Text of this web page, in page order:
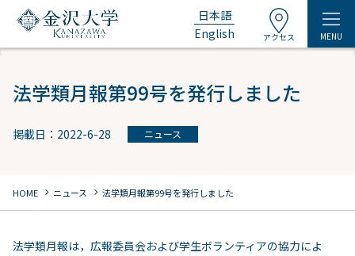
日本語
English
アクセス MENU
法学類月報第99号を発行しました
掲載日：2022-6-28 ニュース
HOME chevron_right ニュース chevron_right 法学類月報第99号を発行しました
法学類月報は，広報委員会および学生ボランティアの協力によ